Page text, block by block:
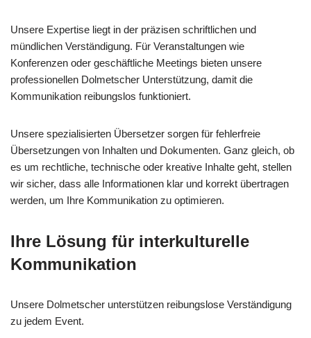
Unsere Expertise liegt in der präzisen schriftlichen und
mündlichen Verständigung. Für Veranstaltungen wie
Konferenzen oder geschäftliche Meetings bieten unsere
professionellen Dolmetscher Unterstützung, damit die
Kommunikation reibungslos funktioniert.
Unsere spezialisierten Übersetzer sorgen für fehlerfreie
Übersetzungen von Inhalten und Dokumenten. Ganz gleich, ob
es um rechtliche, technische oder kreative Inhalte geht, stellen
wir sicher, dass alle Informationen klar und korrekt übertragen
werden, um Ihre Kommunikation zu optimieren.
Ihre Lösung für interkulturelle
Kommunikation
Unsere Dolmetscher unterstützen reibungslose Verständigung
zu jedem Event.